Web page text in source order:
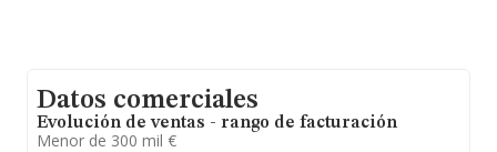
Datos comerciales
Evolución de ventas - rango de facturación
Menor de 300 mil €